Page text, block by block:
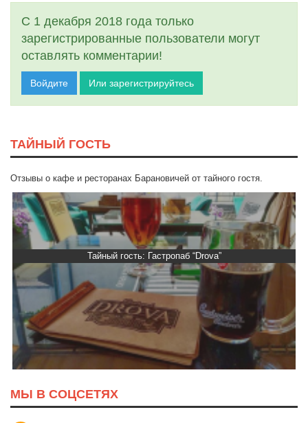
С 1 декабря 2018 года только
зарегистрированные пользователи могут
оставлять комментарии!
Войдите Или зарегистрируйтесь
ТАЙНЫЙ ГОСТЬ
Отзывы о кафе и ресторанах Барановичей от тайного гостя.
Тайный гость: Гастропаб “Drova”
МЫ В СОЦСЕТЯХ